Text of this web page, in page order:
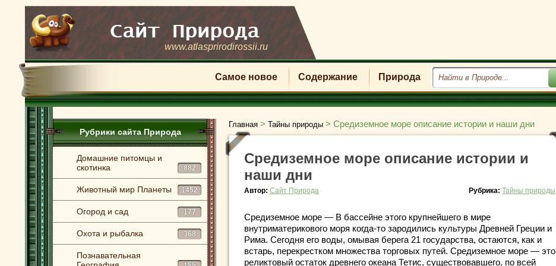
www.atlasprirodirossii.ru
Самое новое Содержание Природа
Рубрики сайта Природа
Домашние питомцы и
скотинка
882
Животный мир Планеты 1452
Огород и сад 177
Охота и рыбалка 368
Познавательная
Главная > Тайны природы > Средиземное море описание истории и наши дни
Средиземное море описание истории и
наши дни
Автор: Сайт Природа Рубрика: Тайны природы
Средиземное море — В бассейне этого крупнейшего в мире
внутриматерикового моря когда-то зародились культуры Древней Греции и
Рима. Сегодня его воды, омывая берега 21 государства, остаются, как и
встарь, перекрестком множества торговых путей. Средиземное море — это
реликтовый остаток древнего океана Тетис, существовавшего, по всей